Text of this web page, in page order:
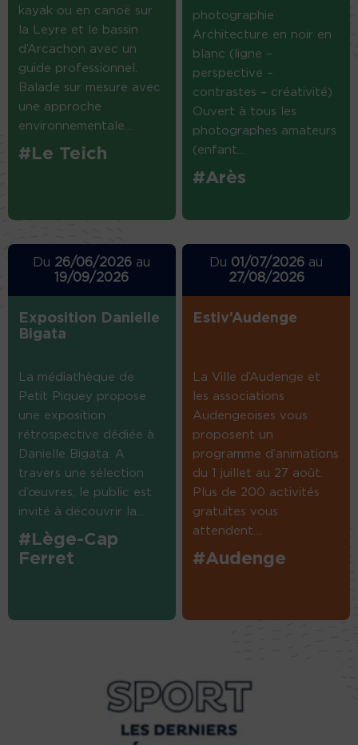
kayak ou en canoë sur
la Leyre et le bassin
d’Arcachon avec un
guide professionnel.
Balade sur mesure avec
une approche
environnementale....
#Le Teich
photographie
Architecture en noir en
blanc (ligne –
perspective –
contrastes – créativité)
Ouvert à tous les
photographes amateurs
(enfant...
#Arès
Du 26/06/2026 au
19/09/2026
Exposition Danielle
Bigata
La médiathèque de
Petit Piquey propose
une exposition
rétrospective dédiée à
Danielle Bigata. A
travers une sélection
d’œuvres, le public est
invité à découvrir la...
#Lège-Cap
Ferret
Du 01/07/2026 au
27/08/2026
Estiv’Audenge
La Ville d’Audenge et
les associations
Audengeoises vous
proposent un
programme d’animations
du 1 juillet au 27 août.
Plus de 200 activités
gratuites vous
attendent....
#Audenge